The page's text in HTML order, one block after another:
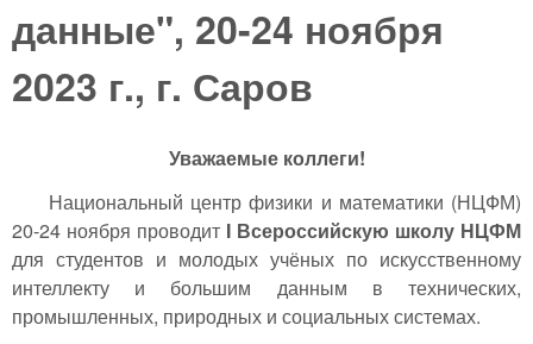
данные", 20-24 ноября
2023 г., г. Саров
Уважаемые коллеги!
Национальный центр физики и математики (НЦФМ)
20-24 ноября проводит I Всероссийскую школу НЦФМ
для студентов и молодых учёных по искусственному
интеллекту и большим данным в технических,
промышленных, природных и социальных системах.